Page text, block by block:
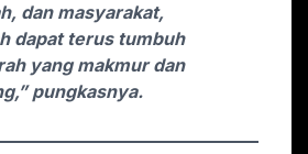
dan masyarakat,
dapat terus tumbuh
yang makmur dan
pungkasnya.